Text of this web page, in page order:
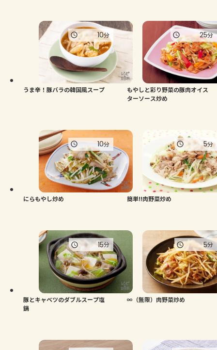
うま辛！豚バラの韓国風スープ
10分
もやしと彩り野菜の豚肉オイス
ターソース炒め
25分
にらもやし炒め
10分
簡単!!肉野菜炒め
5分
豚とキャベツのダブルスープ塩
鍋
15分
∞（無限）肉野菜炒め
5分